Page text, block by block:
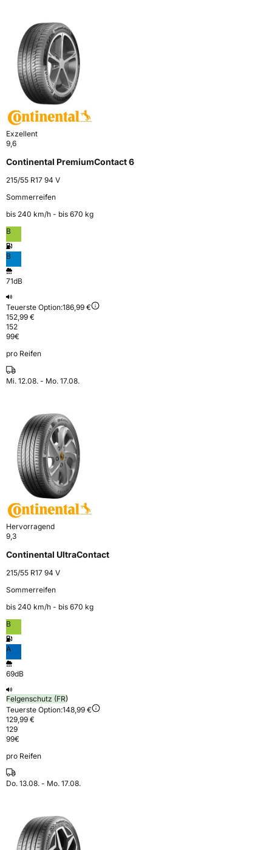
Exzellent
9,6
Continental PremiumContact 6
215/55 R17 94 V
Sommerreifen
bis 240 km⁠/⁠h - bis 670 kg
B
B
71dB
Teuerste Option:186,99 €
152,99 €
152
99€
pro Reifen
Mi. 12.08. - Mo. 17.08.
Hervorragend
9,3
Continental UltraContact
215/55 R17 94 V
Sommerreifen
bis 240 km⁠/⁠h - bis 670 kg
B
A
69dB
Felgenschutz (FR)
Teuerste Option:148,99 €
129,99 €
129
99€
pro Reifen
Do. 13.08. - Mo. 17.08.